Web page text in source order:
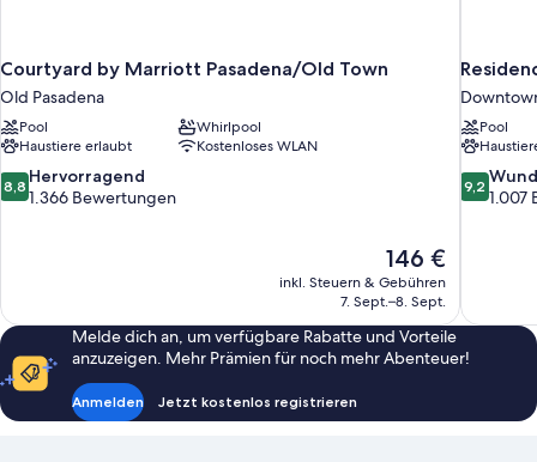
Courtyard by Marriott Pasadena/Old Town
Old Pasadena
Pool
Whirlpool
Haustiere erlaubt
Kostenloses WLAN
8.8
von
8,8 Hervorragend
1.366 Bewertungen
Der
Preis
beträgt
146 €
inkl. Steuern & Gebühren
7. Sept.–8. Sept.
Pool
9.2
von
9,2
1.007
Melde dich an, um verfügbare Rabatte und Vorteile
anzuzeigen. Mehr Prämien für noch mehr Abenteuer!
Anmelden Jetzt kostenlos registrieren